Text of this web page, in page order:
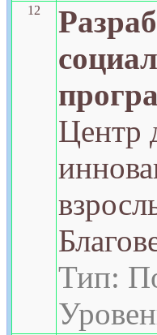
12
Центр
Тип: